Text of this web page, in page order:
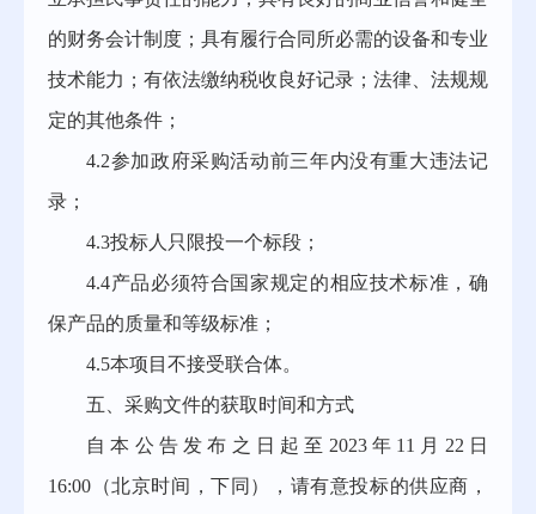
的财务会计制度；具有履行合同所必需的设备和专业
技术能力；有依法缴纳税收良好记录；法律、法规规
定的其他条件；
4.2参加政府采购活动前三年内没有重大违法记
录；
4.3投标人只限投一个标段；
4.4产品必须符合国家规定的相应技术标准，确
保产品的质量和等级标准；
4.5本项目不接受联合体。
五、采购文件的获取时间和方式
自本公告发布之日起至2023年11月22日
16:00（北京时间，下同），请有意投标的供应商，